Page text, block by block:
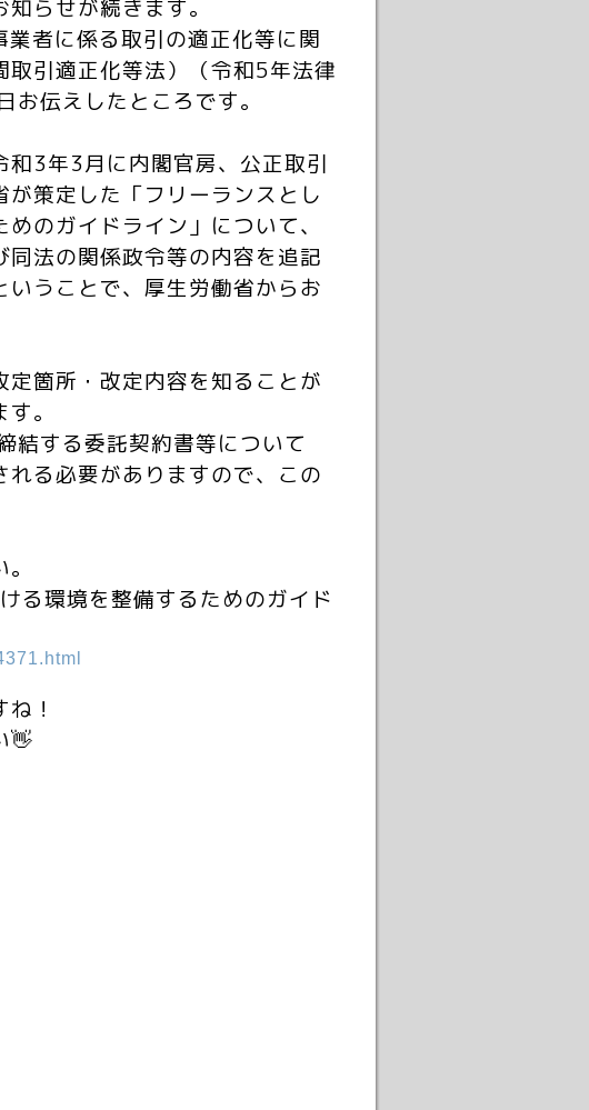
らせが続きます。
者に係る取引の適正化等に関
引適正化等法）（令和5年法律
伝えしたところです。
3年3月に内閣官房、公正取引
策定した「フリーランスとし
のガイドライン」について、
法の関係政令等の内容を追記
うことで、厚生労働省からお
箇所・改定内容を知ることが
。
する委託契約書等について
る必要がありますので、この
る環境を整備するためのガイド
！
👋